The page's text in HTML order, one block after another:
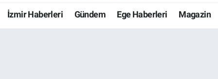
İzmir Haberleri Gündem Ege Haberleri Magazin
Resmi İlanlar